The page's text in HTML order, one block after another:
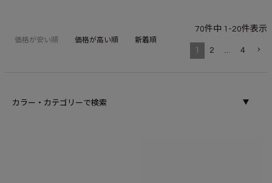
価格が安い順 価格が高い順 新着順
70件中 1 -20件表示
1 2 4
カラー・カテゴリーで検索